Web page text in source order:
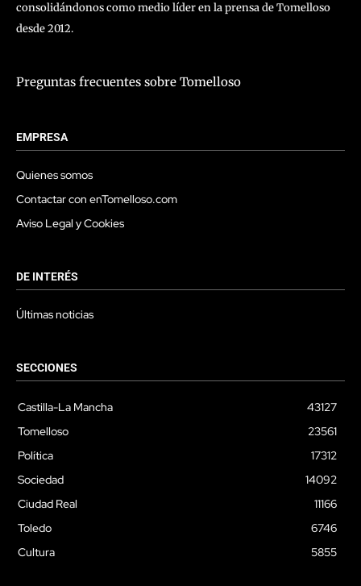
consolidándonos como medio líder en la prensa de Tomelloso
desde 2012.
Preguntas frecuentes sobre Tomelloso
EMPRESA
Quienes somos
Contactar con enTomelloso.com
Aviso Legal y Cookies
DE INTERÉS
Últimas noticias
SECCIONES
Castilla-La Mancha
43127
Tomelloso
23561
Política
17312
Sociedad
14092
Ciudad Real
11166
Toledo
6746
Cultura
5855